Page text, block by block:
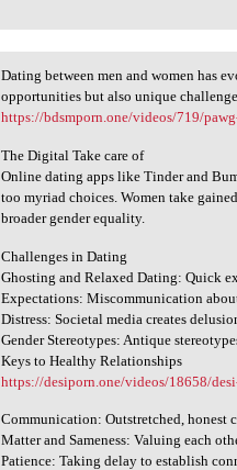
Dating between men and
Dating between men and women has
opportunities but also unique
https://bdsmporn.one/videos/719/
The Digital Take care of
Online dating apps like Tinder and
too myriad choices. Women take
broader gender equality.
Challenges in Dating
Ghosting and Relaxed Dating: Quick
Expectations: Miscommunication
Distress: Societal media creates
Gender Stereotypes: Antique
Keys to Healthy Relationships
https://desiporn.one/videos/18658/
Communication: Outstretched, honest
Matter and Sameness: Valuing each
Patience: Taking delay to establish